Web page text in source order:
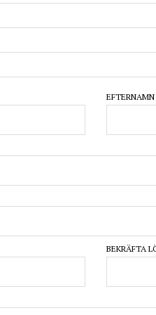
EFTERNAMN
BEKRÄFTA